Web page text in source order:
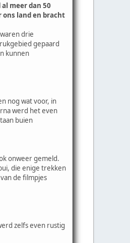
meer dan 50
land en bracht
drie
gepaard
kunnen
nog wat voor, in
werd het even
buien
onweer gemeld.
die enige trekken
de filmpjes
zelfs even rustig